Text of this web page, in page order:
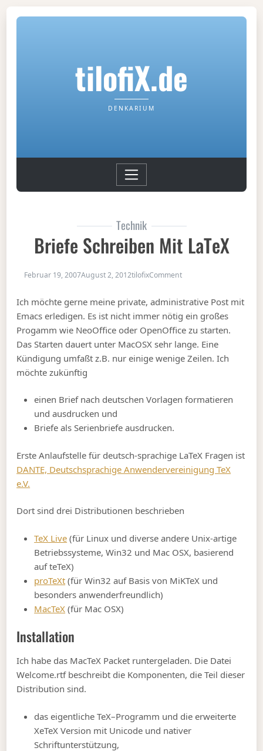
tilofiX.de
DENKARIUM
Technik
Briefe Schreiben Mit LaTeX
Februar 19, 2007August 2, 2012tilofixCommenton Briefe schreiben mit
Ich möchte gerne meine private, administrative Post mit
Emacs erledigen. Es ist nicht immer nötig ein großes
Progamm wie NeoOffice oder OpenOffice zu starten.
Das Starten dauert unter MacOSX sehr lange. Eine
Kündigung umfaßt z.B. nur einige wenige Zeilen. Ich
möchte zukünftig
einen Brief nach deutschen Vorlagen formatieren
und ausdrucken und
Briefe als Serienbriefe ausdrucken.
Erste Anlaufstelle für deutsch-sprachige LaTeX Fragen ist
DANTE, Deutschsprachige Anwendervereinigung TeX
e.V.
Dort sind drei Distributionen beschrieben
TeX Live (für Linux und diverse andere Unix-artige
Betriebssysteme, Win32 und Mac OSX, basierend
auf teTeX)
proTeXt (für Win32 auf Basis von MiKTeX und
besonders anwenderfreundlich)
MacTeX (für Mac OSX)
Installation
Ich habe das MacTeX Packet runtergeladen. Die Datei
Welcome.rtf beschreibt die Komponenten, die Teil dieser
Distribution sind.
das eigentliche TeX–Programm und die erweiterte
XeTeX Version mit Unicode und nativer
Schriftunterstützung,